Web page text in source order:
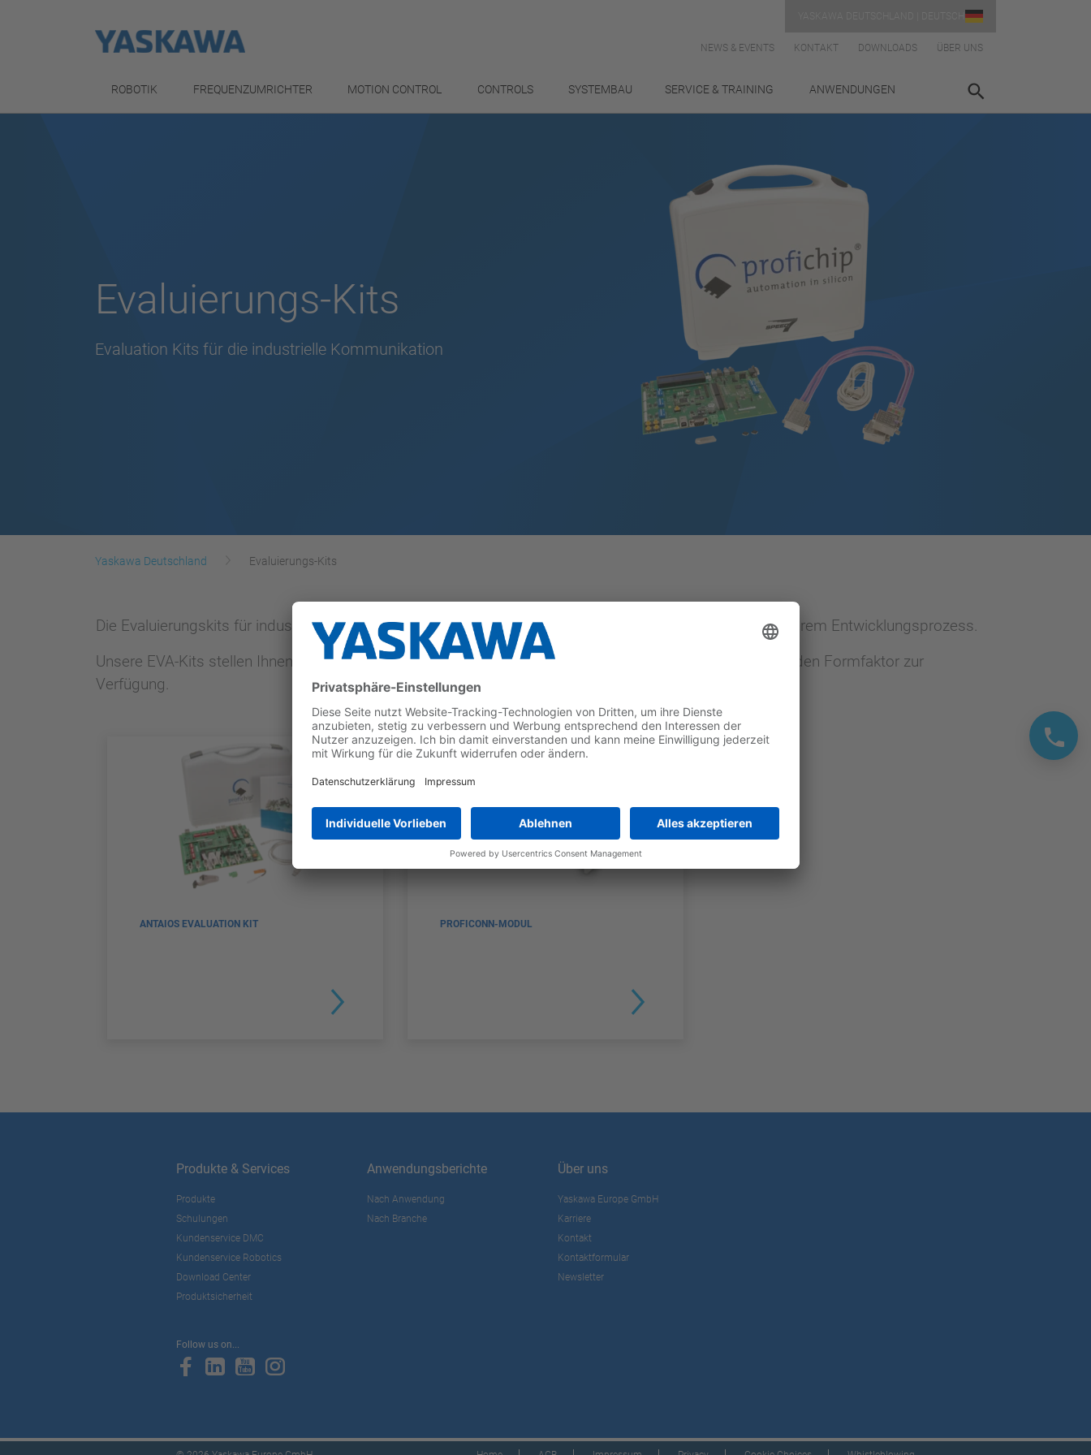
NEWS & EVENTS KONTAKT DOWNLOADS ÜBER UNS
ROBOTIK FREQUENZUMRICHTER MOTION CONTROL CONTROLS SYSTEMBAU SERVICE & TRAINING ANWENDUNGEN
Evaluierungs-Kits
Evaluation Kits für die industrielle Kommunikation
Yaskawa Deutschland Evaluierungs-Kits
Die Evaluierungskits für industrielle Kommunikation, PLC- und Motion-Anwendungen unterstützen Sie in Ihrem Entwicklungsprozess.
Unsere EVA-Kits stellen Ihnen alle möglichen Funktionen und Schnittstellen in einem einfach zu bedienenden Formfaktor zur
Verfügung.
ANTAIOS EVALUATION KIT PROFICONN-MODUL
Produkte & Services
Produkte
Schulungen
Kundenservice DMC
Kundenservice Robotics
Download Center
Produktsicherheit
Anwendungsberichte
Nach Anwendung
Nach Branche
Über uns
Yaskawa Europe GmbH
Karriere
Kontakt
Kontaktformular
Newsletter
Follow us on...